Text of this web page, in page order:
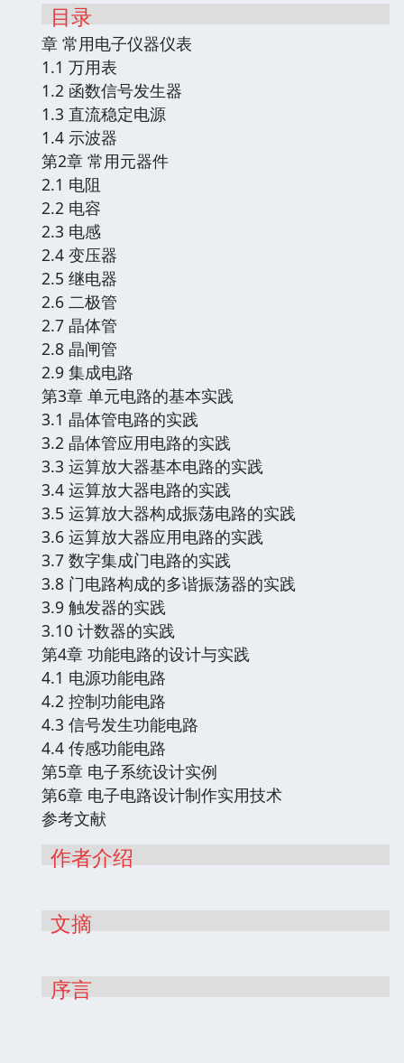
目录
章 常用电子仪器仪表
1.1 万用表
1.2 函数信号发生器
1.3 直流稳定电源
1.4 示波器
第2章 常用元器件
2.1 电阻
2.2 电容
2.3 电感
2.4 变压器
2.5 继电器
2.6 二极管
2.7 晶体管
2.8 晶闸管
2.9 集成电路
第3章 单元电路的基本实践
3.1 晶体管电路的实践
3.2 晶体管应用电路的实践
3.3 运算放大器基本电路的实践
3.4 运算放大器电路的实践
3.5 运算放大器构成振荡电路的实践
3.6 运算放大器应用电路的实践
3.7 数字集成门电路的实践
3.8 门电路构成的多谐振荡器的实践
3.9 触发器的实践
3.10 计数器的实践
第4章 功能电路的设计与实践
4.1 电源功能电路
4.2 控制功能电路
4.3 信号发生功能电路
4.4 传感功能电路
第5章 电子系统设计实例
第6章 电子电路设计制作实用技术
参考文献
作者介绍
文摘
序言